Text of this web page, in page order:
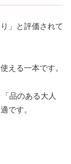
」と評価されて
える一本です。
品のある大人
です。